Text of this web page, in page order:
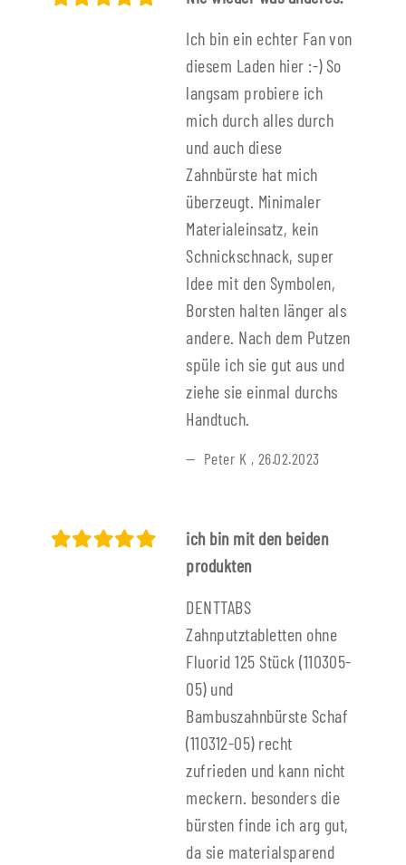
Ich bin ein echter Fan von
diesem Laden hier :-) So
langsam probiere ich
mich durch alles durch
und auch diese
Zahnbürste hat mich
überzeugt. Minimaler
Materialeinsatz, kein
Schnickschnack, super
Idee mit den Symbolen,
Borsten halten länger als
andere. Nach dem Putzen
spüle ich sie gut aus und
ziehe sie einmal durchs
Handtuch.
Peter K , 26.02.2023
ich bin mit den beiden
produkten
DENTTABS
Zahnputztabletten ohne
Fluorid 125 Stück (110305-
05) und
Bambuszahnbürste Schaf
(110312-05) recht
zufrieden und kann nicht
meckern. besonders die
bürsten finde ich arg gut,
da sie materialsparend